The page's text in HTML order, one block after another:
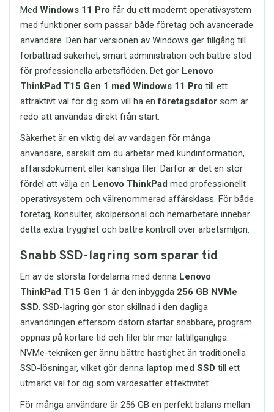
som fungerar perfekt för både arbete,
Vill du veta mer eller lägga en
beställning? Kontakta oss gärna via e-
post på order@itreservdelar.seså
hjälper vi dig snabbt.
Med SOLID HT-HD212 får du ett headset
som levererar stabil prestanda, tydlig
kommunikation och komfort – varje
Kvalitet från Kingston, ett
välkänt varumärke inom
lagring
Tekniska specifikationer
Produkt:Kingston
DataTraveler Exodia M USB
flashdrive
Kapacitet: 64GB
Gränssnitt: USB 3.2 Gen 1
Kompatibilitet:
Bakåtkompatibel med USB 2.0
Mått:67,4 mm × 21,8 mm ×
11,6 mm
Vikt:cirka 10 gram
Operativsystem:
Windows,
macOS, Linux och Chrome OS
Användning:Lagring,
filöverföring och backup
Ett smart val för säker och
smidig lagring
Kingston DataTraveler Exodia M USB 3.2
64GB är ett idealiskt USB-minne för dig
som vill ha en enkel, snabb och
portabel lösning för dina digitala filer.
Det passar lika bra för professionella
användare som för studenter och
privatpersoner som behöver extra
lagringsutrymme i vardagen.
Med sin kombination av 64GB
design och pålitlig Kingston-kvalitet är
Med Windows 11 Pro får du ett modernt operativsystem
med funktioner som passar både företag och avancerade
användare. Den här versionen av Windows ger tillgång till
förbättrad säkerhet, smart administration och bättre stöd
för professionella arbetsflöden. Det gör Lenovo
ThinkPad T15 Gen 1 med Windows 11 Pro till ett
attraktivt val för dig som vill ha enföretagsdator som är
redo att användas direkt från start.
Säkerhet är en viktig del av vardagen för många
användare, särskilt om du arbetar med kundinformation,
affärsdokument eller känsliga filer. Därför är det en stor
fördel att välja en Lenovo ThinkPad med professionellt
operativsystem och välrenommerad affärsklass. För både
företag, konsulter, skolpersonal och hemarbetare innebär
detta extra trygghet och bättre kontroll över arbetsmiljön.
Snabb SSD-lagring som sparar tid
En av de största fördelarna med denna Lenovo
ThinkPad T15 Gen 1 är den inbyggda 256 GB NVMe
SSD. SSD-lagring gör stor skillnad i den dagliga
användningen eftersom datorn startar snabbare, program
öppnas på kortare tid och filer blir mer lättillgängliga.
NVMe-tekniken ger ännu bättre hastighet än traditionella
SSD-lösningar, vilket gör denna laptop med SSD till ett
utmärkt val för dig som värdesätter effektivitet.
För många användare är 256 GB en perfekt balans mellan